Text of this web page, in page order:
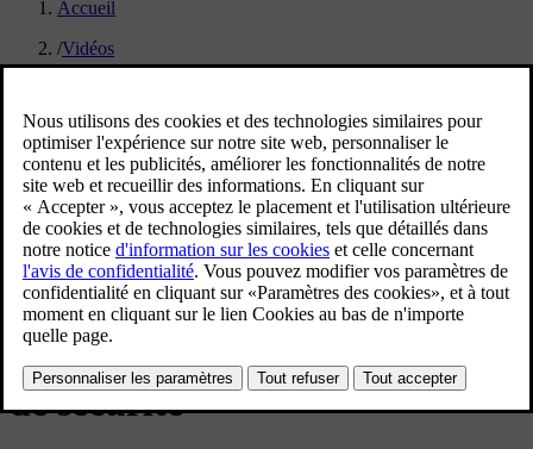
Accueil
/Vidéos
Volvo EX60 - Vidéo structure
de sécurité